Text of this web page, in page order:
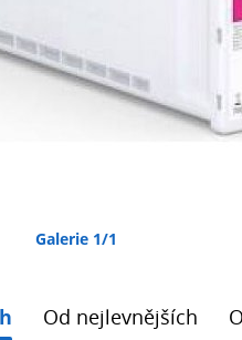
Galerie 1/1
Od nejlevnějších